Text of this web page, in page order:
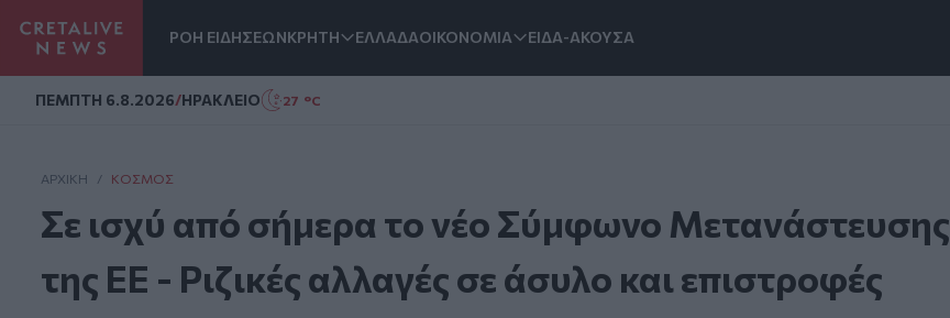
ΡΟΗ ΕΙΔΗΣΕΩΝΚΡΗΤΗ ΕΛΛΑΔΑΟΙΚΟΝΟΜΙΑ ΕΙΔΑ-ΑΚΟΥΣΑ
ΠΕΜΠΤΗ 6.8.2026/ΗΡΑΚΛΕΙΟ 27 °C
ΑΡΧΙΚΗ / ΚΌΣΜΟΣ
Σε ισχύ από σήμερα το νέο Σύμφωνο Μετανάστευσης
της ΕΕ - Ριζικές αλλαγές σε άσυλο και επιστροφές